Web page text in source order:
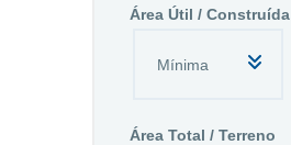
Área Útil / Construída
Área Total / Terreno